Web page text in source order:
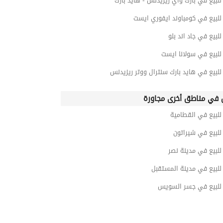
في كومباوند ايفوري ايست
في جاد اند بلو
في سولانا ايست
في هايد بارك سنترال ووتر ريزيدنس
مناطق أخرى مجاورة
في القطامية
في شيراتون
في مدينة نصر
في مدينة المستقبل
في جسر السويس